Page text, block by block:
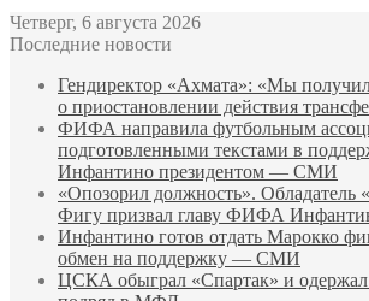
Четверг, 6 августа 2026
Последние новости
Гендиректор «Ахмата»: «Мы
о приостановлении действия
ФИФА направила футбольным
подготовленными текстами в
Инфантино президентом — СМИ
«Опозорил должность». Обладатель
Фигу призвал главу ФИФА
Инфантино готов отдать Марокко
обмен на поддержку — СМИ
ЦСКА обыграл «Спартак» и одержал